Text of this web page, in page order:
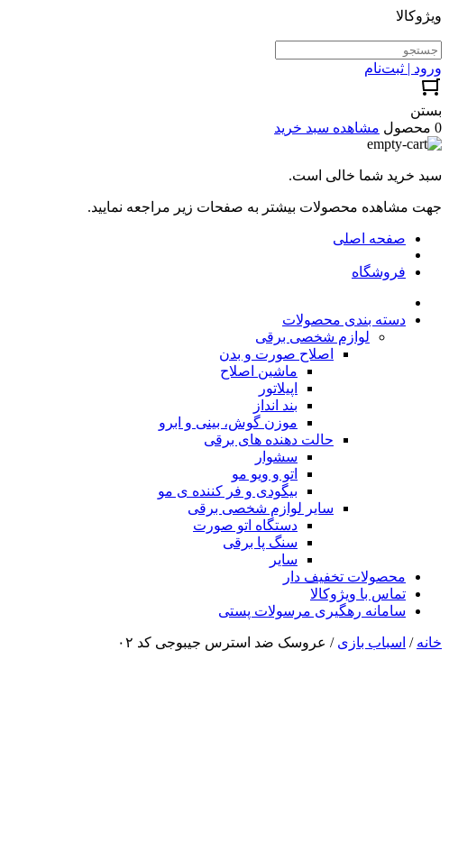
ویژوکالا
ورود | ثبت‌نام
بستن
0 محصول
مشاهده سبد خرید
سبد خرید شما خالی است.
جهت مشاهده محصولات بیشتر به صفحات زیر مراجعه نمایید.
صفحه اصلی
فروشگاه
دسته بندی محصولات
لوازم شخصی برقی
اصلاح صورت و بدن
ماشین اصلاح
اپیلاتور
بند انداز
موزن گوش، بینی و ابرو
حالت دهنده های برقی
سشوار
اتو و ویو مو
بیگودی و فر کننده ی مو
سایر لوازم شخصی برقی
دستگاه اتو صورت
سنگ پا برقی
سایر
محصولات تخفیف دار
تماس با ویژوکالا
سامانه رهگیری مرسولات پستی
خانه / اسباب بازی / عروسک ضد استرس جیبوجی کد ۰۲